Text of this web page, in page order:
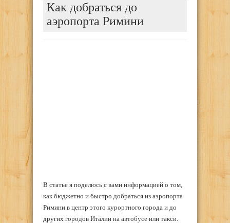
Как добраться до
аэропорта Римини
В статье я поделюсь с вами информацией о том,
как бюджетно и быстро добраться из аэропорта
Римини в центр этого курортного города и до
других городов Италии на автобусе или такси.